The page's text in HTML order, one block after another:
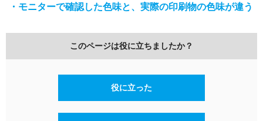
・モニターで確認した色味と、実際の印刷物の色味が違う
このページは役に立ちましたか？
役に立った